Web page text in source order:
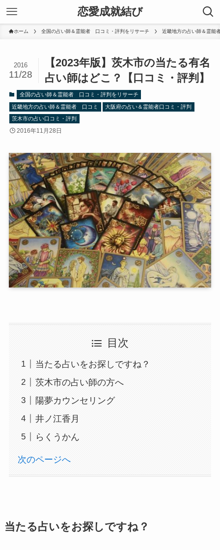
恋愛成就結び
ホーム 全国の占い師＆霊能者 口コミ・評判をリサーチ 近畿地方の占い師＆霊能
【2023年版】茨木市の当たる有名
占い師はどこ？【口コミ・評判】
2016
11/28
全国の占い師＆霊能者 口コミ・評判をリサーチ
近畿地方の占い師＆霊能者 口コミ 大阪府の占い＆霊能者口コミ・評判
茨木市の占い口コミ・評判
2016年11月28日
目次
当たる占いをお探しですね？
茨木市の占い師の方へ
陽夢カウンセリング
井ノ江香月
らくうかん
次のページへ
当たる占いをお探しですね？